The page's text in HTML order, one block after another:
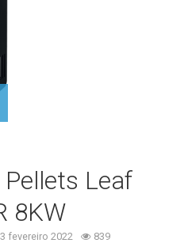
Leaf
8KW
fevereiro 2022 839